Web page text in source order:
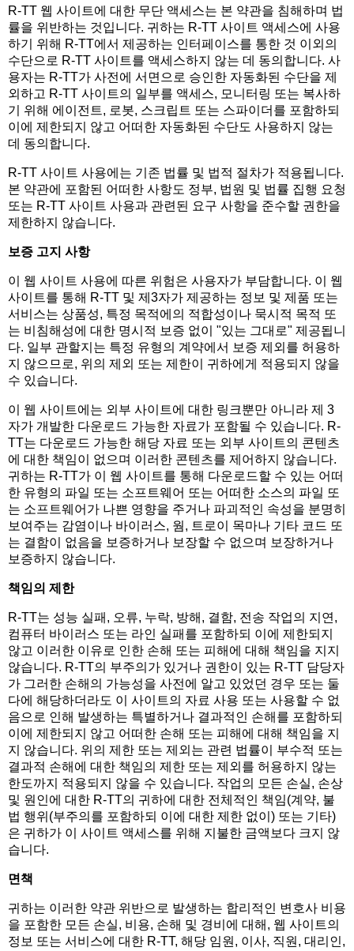
R-TT 웹 사이트에 대한 무단 액세스는 본 약관을 침해하며 법
률을 위반하는 것입니다. 귀하는 R-TT 사이트 액세스에 사용
하기 위해 R-TT에서 제공하는 인터페이스를 통한 것 이외의
수단으로 R-TT 사이트를 액세스하지 않는 데 동의합니다. 사
용자는 R-TT가 사전에 서면으로 승인한 자동화된 수단을 제
외하고 R-TT 사이트의 일부를 액세스, 모니터링 또는 복사하
기 위해 에이전트, 로봇, 스크립트 또는 스파이더를 포함하되
이에 제한되지 않고 어떠한 자동화된 수단도 사용하지 않는
데 동의합니다.
R-TT 사이트 사용에는 기존 법률 및 법적 절차가 적용됩니다.
본 약관에 포함된 어떠한 사항도 정부, 법원 및 법률 집행 요청
또는 R-TT 사이트 사용과 관련된 요구 사항을 준수할 권한을
제한하지 않습니다.
보증 고지 사항
이 웹 사이트 사용에 따른 위험은 사용자가 부담합니다. 이 웹
사이트를 통해 R-TT 및 제3자가 제공하는 정보 및 제품 또는
서비스는 상품성, 특정 목적에의 적합성이나 묵시적 목적 또
는 비침해성에 대한 명시적 보증 없이 "있는 그대로" 제공됩니
다. 일부 관할지는 특정 유형의 계약에서 보증 제외를 허용하
지 않으므로, 위의 제외 또는 제한이 귀하에게 적용되지 않을
수 있습니다.
이 웹 사이트에는 외부 사이트에 대한 링크뿐만 아니라 제 3
자가 개발한 다운로드 가능한 자료가 포함될 수 있습니다. R-
TT는 다운로드 가능한 해당 자료 또는 외부 사이트의 콘텐츠
에 대한 책임이 없으며 이러한 콘텐츠를 제어하지 않습니다.
귀하는 R-TT가 이 웹 사이트를 통해 다운로드할 수 있는 어떠
한 유형의 파일 또는 소프트웨어 또는 어떠한 소스의 파일 또
는 소프트웨어가 나쁜 영향을 주거나 파괴적인 속성을 분명히
보여주는 감염이나 바이러스, 웜, 트로이 목마나 기타 코드 또
는 결함이 없음을 보증하거나 보장할 수 없으며 보장하거나
보증하지 않습니다.
책임의 제한
R-TT는 성능 실패, 오류, 누락, 방해, 결함, 전송 작업의 지연,
컴퓨터 바이러스 또는 라인 실패를 포함하되 이에 제한되지
않고 이러한 이유로 인한 손해 또는 피해에 대해 책임을 지지
않습니다. R-TT의 부주의가 있거나 권한이 있는 R-TT 담당자
가 그러한 손해의 가능성을 사전에 알고 있었던 경우 또는 둘
다에 해당하더라도 이 사이트의 자료 사용 또는 사용할 수 없
음으로 인해 발생하는 특별하거나 결과적인 손해를 포함하되
이에 제한되지 않고 어떠한 손해 또는 피해에 대해 책임을 지
지 않습니다. 위의 제한 또는 제외는 관련 법률이 부수적 또는
결과적 손해에 대한 책임의 제한 또는 제외를 허용하지 않는
한도까지 적용되지 않을 수 있습니다. 작업의 모든 손실, 손상
및 원인에 대한 R-TT의 귀하에 대한 전체적인 책임(계약, 불
법 행위(부주의를 포함하되 이에 대한 제한 없이) 또는 기타)
은 귀하가 이 사이트 액세스를 위해 지불한 금액보다 크지 않
습니다.
면책
귀하는 이러한 약관 위반으로 발생하는 합리적인 변호사 비용
을 포함한 모든 손실, 비용, 손해 및 경비에 대해, 웹 사이트의
정보 또는 서비스에 대한 R-TT, 해당 임원, 이사, 직원, 대리인,